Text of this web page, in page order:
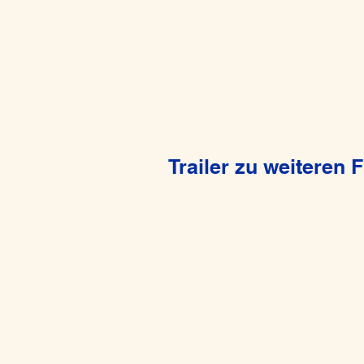
Trailer zu weiteren